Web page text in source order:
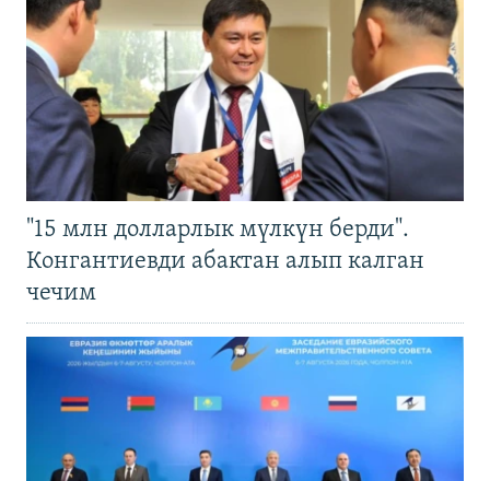
"15 млн долларлык мүлкүн берди".
Конгантиевди абактан алып калган
чечим